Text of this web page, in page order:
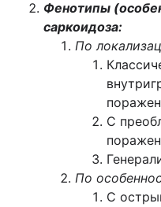
Фенотипы
саркоидоза:
По
С
По
С